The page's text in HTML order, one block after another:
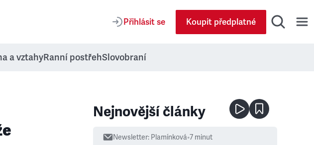
Přihlásit se Koupit předplatné
a vztahyRanní postřehSlovobraní
Nejnovější články
Newsletter: Plamínková•7 minut